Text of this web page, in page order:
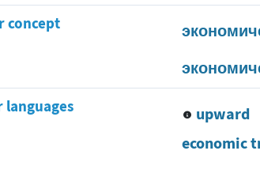
продукте
concept
upward
economic